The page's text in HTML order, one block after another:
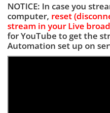
NOTICE: In case you
computer, reset
stream in your Live
for YouTube to get the
Automation set up on